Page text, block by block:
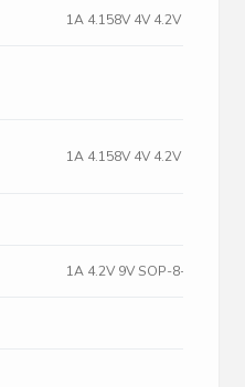
1A 4.2V 9V SOP-8-EP